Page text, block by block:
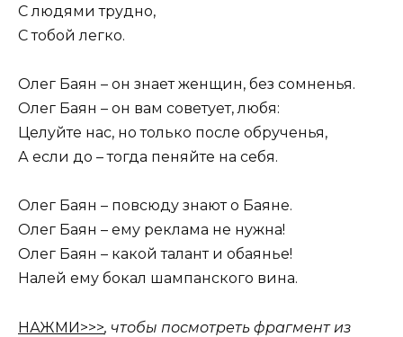
С людями трудно,
С тобой легко.
Олег Баян – он знает женщин, без сомненья.
Олег Баян – он вам советует, любя:
Целуйте нас, но только после обрученья,
А если до – тогда пеняйте на себя.
Олег Баян – повсюду знают о Баяне.
Олег Баян – ему реклама не нужна!
Олег Баян – какой талант и обаянье!
Налей ему бокал шампанского вина.
НАЖМИ>>>, чтобы посмотреть фрагмент из